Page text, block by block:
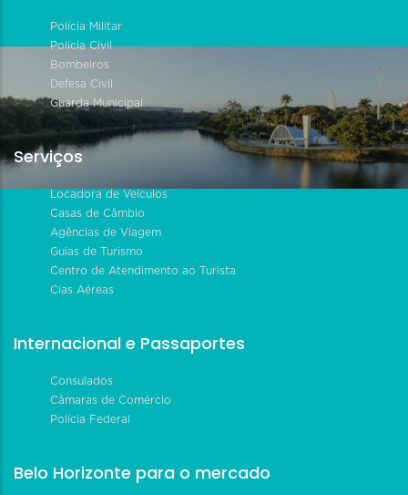
Polícia Militar
Polícia Civil
Bombeiros
Defesa Civil
Guarda Municipal
Serviços
Locadora de Veículos
Casas de Câmbio
Agências de Viagem
Guias de Turismo
Centro de Atendimento ao Turista
Cias Aéreas
Internacional e Passaportes
Consulados
Câmaras de Comércio
Polícia Federal
Belo Horizonte para o mercado